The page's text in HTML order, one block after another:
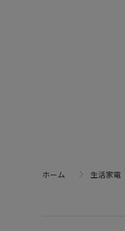
ホーム 生活家電